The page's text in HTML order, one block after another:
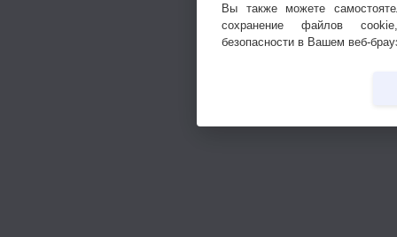
Вы также можете
сохранение файлов
безопасности в Вашем веб-